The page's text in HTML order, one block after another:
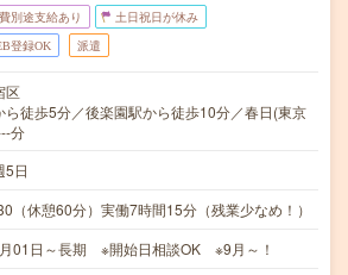
別途支給あり 土日祝日が休み
登録OK 派遣
区
ら徒歩5分／後楽園駅から徒歩10分／春日(東京
分
5日
（休憩60分）実働7時間15分（残業少なめ！）
01日～長期 ※開始日相談OK ※9月～！